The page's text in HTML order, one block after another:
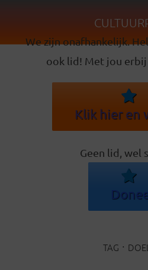
We zijn onafhankelijk.
ook lid! Met jou erbij
Klik hier en
Geen lid, wel
TAG